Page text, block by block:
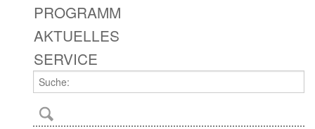
PROGRAMM
AKTUELLES
SERVICE